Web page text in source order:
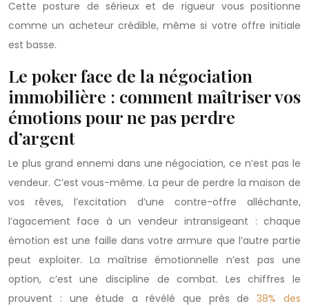
Cette posture de sérieux et de rigueur vous positionne
comme un acheteur crédible, même si votre offre initiale
est basse.
Le poker face de la négociation
immobilière : comment maîtriser vos
émotions pour ne pas perdre
d’argent
Le plus grand ennemi dans une négociation, ce n’est pas le
vendeur. C’est vous-même. La peur de perdre la maison de
vos rêves, l’excitation d’une contre-offre alléchante,
l’agacement face à un vendeur intransigeant : chaque
émotion est une faille dans votre armure que l’autre partie
peut exploiter. La maîtrise émotionnelle n’est pas une
option, c’est une discipline de combat. Les chiffres le
prouvent : une étude a révélé que près de38% des